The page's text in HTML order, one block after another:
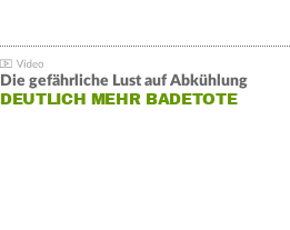
Die gefährliche Lust auf Abkühlung
DEUTLICH MEHR BADETOTE